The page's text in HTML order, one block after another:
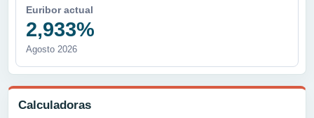
Euribor actual
2,933%
Agosto 2026
Calculadoras